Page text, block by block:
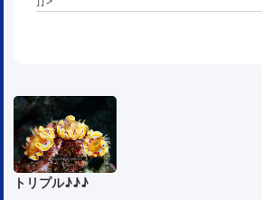
トリプル♪♪♪